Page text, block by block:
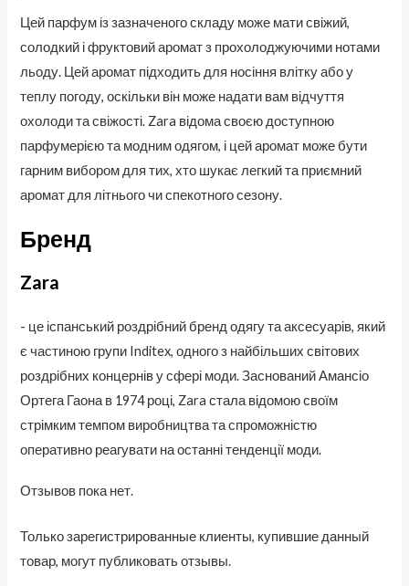
Цей парфум із зазначеного складу може мати свіжий,
солодкий і фруктовий аромат з прохолоджуючими нотами
льоду. Цей аромат підходить для носіння влітку або у
теплу погоду, оскільки він може надати вам відчуття
охолоди та свіжості. Zara відома своєю доступною
парфумерією та модним одягом, і цей аромат може бути
гарним вибором для тих, хто шукає легкий та приємний
аромат для літнього чи спекотного сезону.
Бренд
Zara
- це іспанський роздрібний бренд одягу та аксесуарів, який
є частиною групи Inditex, одного з найбільших світових
роздрібних концернів у сфері моди. Заснований Амансіо
Ортега Гаона в 1974 році, Zara стала відомою своїм
стрімким темпом виробництва та спроможністю
оперативно реагувати на останні тенденції моди.
Отзывов пока нет.
Только зарегистрированные клиенты, купившие данный
товар, могут публиковать отзывы.